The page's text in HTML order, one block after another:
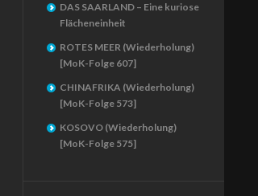
DAS SAARLAND – Eine kuriose
Flächeneinheit
ROTES MEER (Wiederholung)
[MoK-Folge 607]
CHINAFRIKA (Wiederholung)
[MoK-Folge 573]
KOSOVO (Wiederholung)
[MoK-Folge 575]